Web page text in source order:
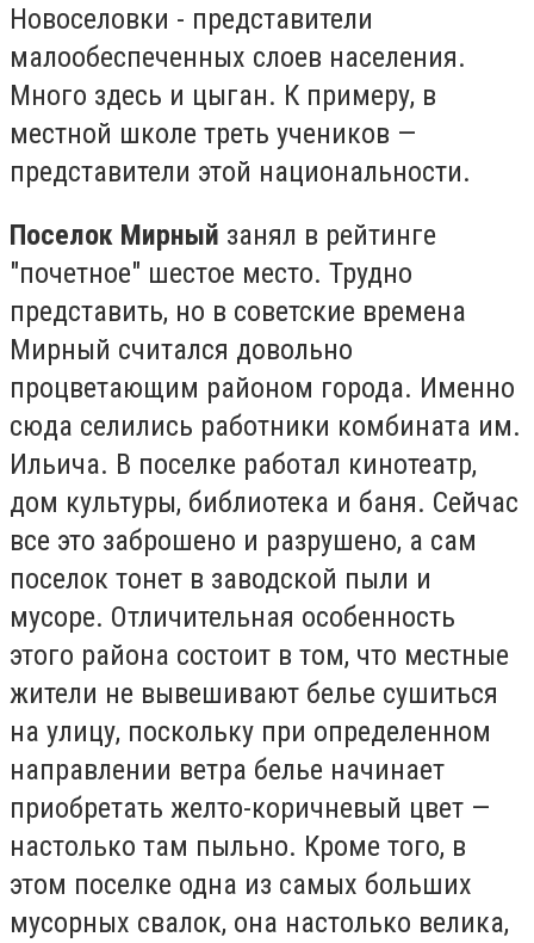
Новоселовки - представители
малообеспеченных слоев населения.
Много здесь и цыган. К примеру, в
местной школе треть учеников —
представители этой национальности.
Поселок Мирный занял в рейтинге
"почетное" шестое место. Трудно
представить, но в советские времена
Мирный считался довольно
процветающим районом города. Именно
сюда селились работники комбината им.
Ильича. В поселке работал кинотеатр,
дом культуры, библиотека и баня. Сейчас
все это заброшено и разрушено, а сам
поселок тонет в заводской пыли и
мусоре. Отличительная особенность
этого района состоит в том, что местные
жители не вывешивают белье сушиться
на улицу, поскольку при определенном
направлении ветра белье начинает
приобретать желто-коричневый цвет —
настолько там пыльно. Кроме того, в
этом поселке одна из самых больших
мусорных свалок, она настолько велика,